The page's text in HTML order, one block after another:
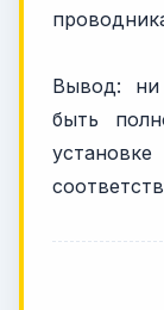
Вывод:
быть